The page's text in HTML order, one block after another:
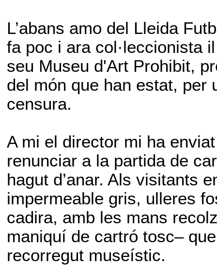
L’abans amo del Lleida
fa poc i ara col·leccionista
seu Museu d'Art Prohibit,
del món que han estat, per
censura.
A mi el director mi ha
renunciar a la partida de
hagut d’anar. Als visitants
impermeable gris, ulleres
cadira, amb les mans
maniquí de cartró tosc–
recorregut museístic.